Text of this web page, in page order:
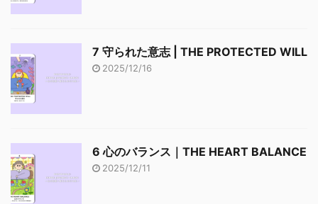
7 守られた意志 | THE PROTECTED WILL
2025/12/16
6 心のバランス｜THE HEART BALANCE
2025/12/11